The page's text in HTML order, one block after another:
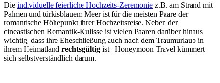
Die individuelle feierliche Hochzeits-Zeremonie z.B. am Strand mit
Palmen und türkisblauem Meer ist für die meisten Paare der
romantische Höhepunkt ihrer Hochzeitsreise. Neben der
cineastischen Romantik-Kulisse ist vielen Paaren darüber hinaus
wichtig, dass ihre Eheschließung auch nach dem Traumurlaub in
ihrem Heimatland rechtsgültig ist. Honeymoon Travel kümmert
sich selbstverständlich darum.